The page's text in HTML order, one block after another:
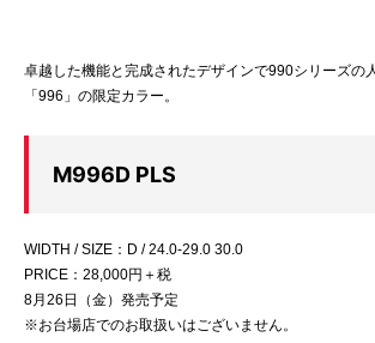
卓越した機能と完成されたデザインで990シリーズの
「996」の限定カラー。
M996D PLS
WIDTH / SIZE：D / 24.0-29.0 30.0
PRICE：28,000円＋税
8月26日（金）発売予定
※お台場店でのお取扱いはございません。